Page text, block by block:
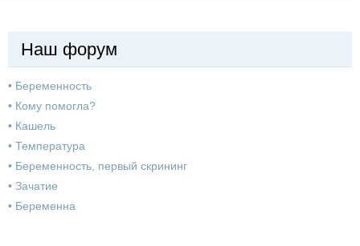
Наш форум
• Беременность
• Кому помогла?
• Кашель
• Температура
• Беременность, первый скрининг
• Зачатие
• Беременна